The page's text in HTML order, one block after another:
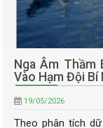
Nga Âm Thầm
Vào Hạm Đội Bí
19/05/2026
Theo phân tích